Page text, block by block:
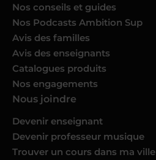
Nos conseils et guides
Nos Podcasts Ambition Sup
Avis des familles
Avis des enseignants
Catalogues produits
Nos engagements
Nous joindre
Devenir enseignant
Devenir professeur musique
Trouver un cours dans ma ville